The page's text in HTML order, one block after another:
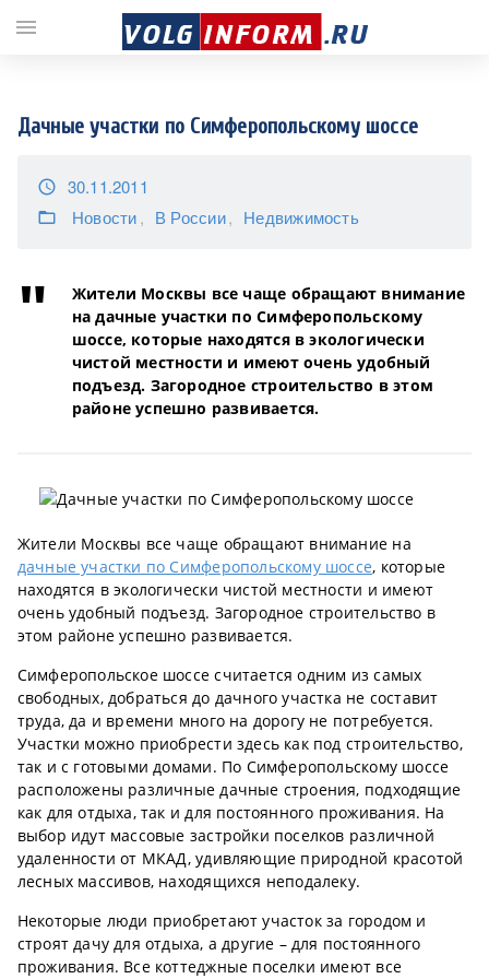
Дачные участки по Симферопольскому шоссе
access_time 30.11.2011
folder_open Новости В России Недвижимость
Жители Москвы все чаще обращают внимание
на дачные участки по Симферопольскому
шоссе, которые находятся в экологически
чистой местности и имеют очень удобный
подъезд. Загородное строительство в этом
районе успешно развивается.
Жители Москвы все чаще обращают внимание на
дачные участки по Симферопольскому шоссе, которые
находятся в экологически чистой местности и имеют
очень удобный подъезд. Загородное строительство в
этом районе успешно развивается.
Симферопольское шоссе считается одним из самых
свободных, добраться до дачного участка не составит
труда, да и времени много на дорогу не потребуется.
Участки можно приобрести здесь как под строительство,
так и с готовыми домами. По Симферопольскому шоссе
расположены различные дачные строения, подходящие
как для отдыха, так и для постоянного проживания. На
выбор идут массовые застройки поселков различной
удаленности от МКАД, удивляющие природной красотой
лесных массивов, находящихся неподалеку.
Некоторые люди приобретают участок за городом и
строят дачу для отдыха, а другие – для постоянного
проживания. Все коттеджные поселки имеют все
menu